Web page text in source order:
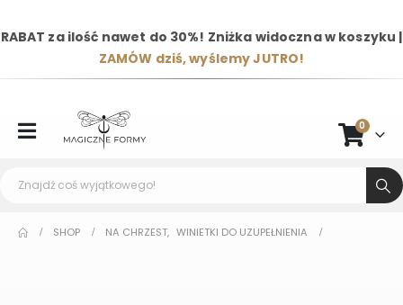
RABAT za ilość nawet do 30%! Zniżka widoczna w koszyku |
ZAMÓW dziś, wyślemy JUTRO!
0
SHOP NA CHRZEST, WINIETKI DO UZUPEŁNIENIA